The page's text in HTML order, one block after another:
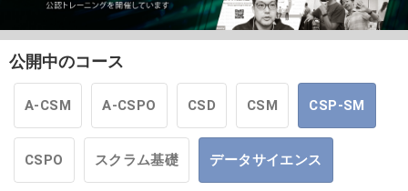
公開中のコース
A-CSM A-CSPO CSD CSM CSP-SM
CSPO スクラム基礎 データサイエンス